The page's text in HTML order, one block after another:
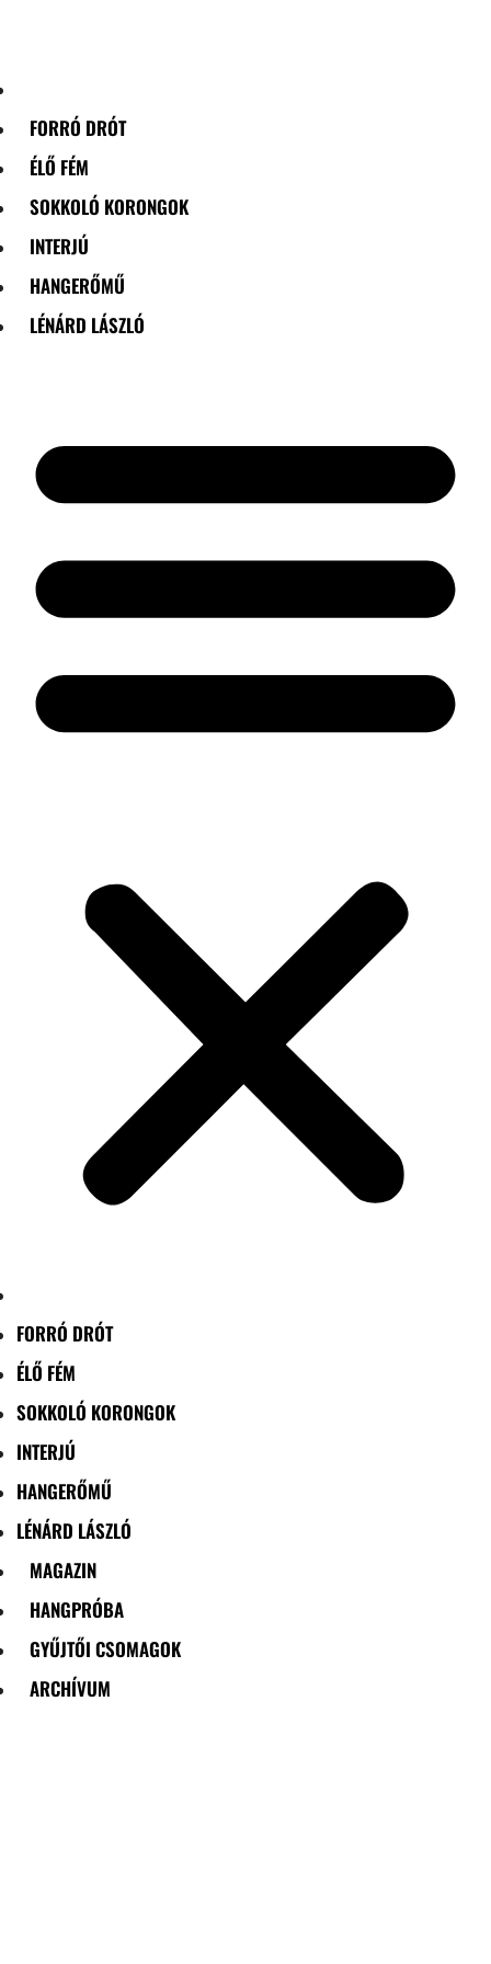
FORRÓ DRÓT
ÉLŐ FÉM
SOKKOLÓ KORONGOK
INTERJÚ
HANGERŐMŰ
LÉNÁRD LÁSZLÓ
FORRÓ DRÓT
ÉLŐ FÉM
SOKKOLÓ KORONGOK
INTERJÚ
HANGERŐMŰ
LÉNÁRD LÁSZLÓ
MAGAZIN
HANGPRÓBA
GYŰJTŐI CSOMAGOK
ARCHÍVUM